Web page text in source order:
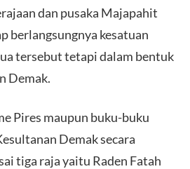
dan pusaka Majapahit
berlangsungnya kesatuan
tersebut tetapi dalam bentuk
Demak.
Pires maupun buku-buku
Demak secara
tiga raja yaitu Raden Fatah